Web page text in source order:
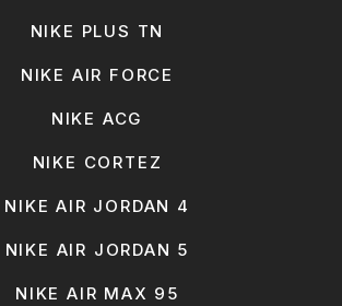
NIKE PLUS TN
NIKE AIR FORCE
NIKE ACG
NIKE CORTEZ
NIKE AIR JORDAN 4
NIKE AIR JORDAN 5
NIKE AIR MAX 95